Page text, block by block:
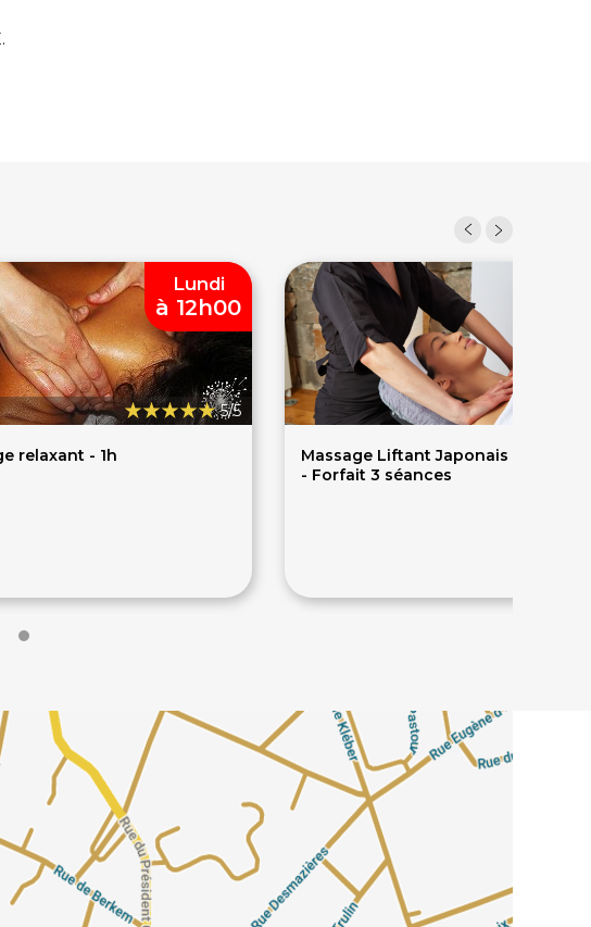
5/5
relaxant - 1h
Lundi
à 12h00
Massage Liftant Japonais du Visage
- Forfait 3 séances